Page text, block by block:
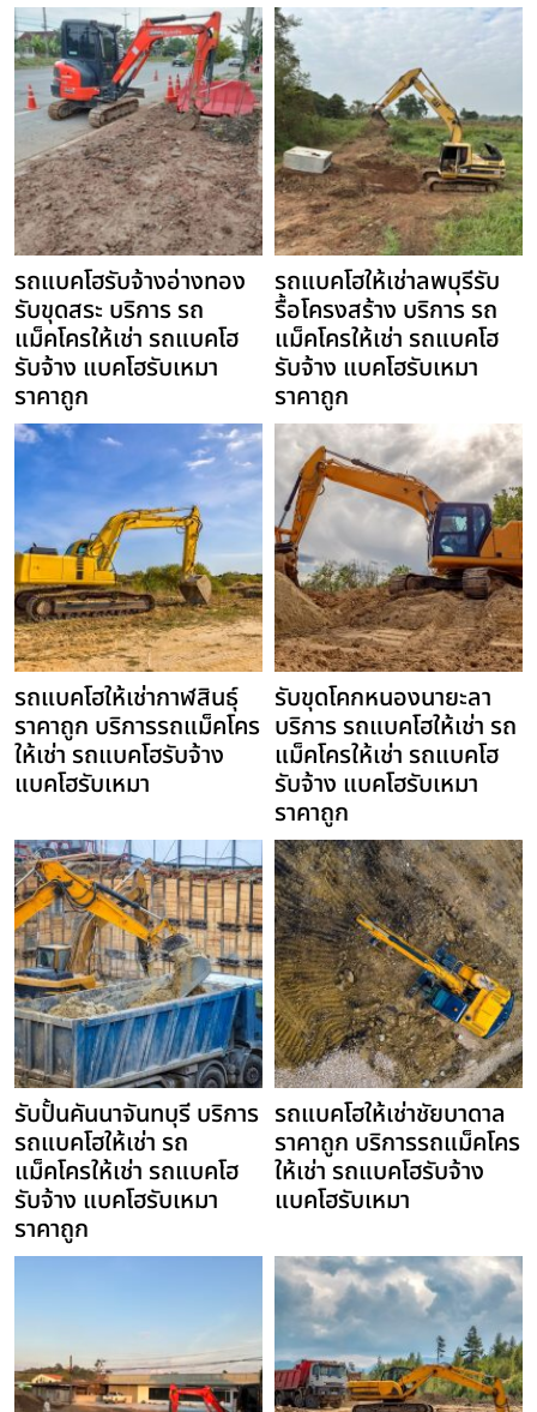
รถแบคโฮรับจ้างอ่างทอง
รับขุดสระ บริการ รถ
แม็คโครให้เช่า รถแบคโฮ
รับจ้าง แบคโฮรับเหมา
ราคาถูก
รถแบคโฮให้เช่าลพบุรีรับ
รื้อโครงสร้าง บริการ รถ
แม็คโครให้เช่า รถแบคโฮ
รับจ้าง แบคโฮรับเหมา
ราคาถูก
รถแบคโฮให้เช่ากาฬสินธุ์
ราคาถูก บริการรถแม็คโคร
ให้เช่า รถแบคโฮรับจ้าง
แบคโฮรับเหมา
รับขุดโคกหนองนายะลา
บริการ รถแบคโฮให้เช่า รถ
แม็คโครให้เช่า รถแบคโฮ
รับจ้าง แบคโฮรับเหมา
ราคาถูก
รับปั้นคันนาจันทบุรี บริการ
รถแบคโฮให้เช่า รถ
แม็คโครให้เช่า รถแบคโฮ
รับจ้าง แบคโฮรับเหมา
ราคาถูก
รถแบคโฮให้เช่าชัยบาดาล
ราคาถูก บริการรถแม็คโคร
ให้เช่า รถแบคโฮรับจ้าง
แบคโฮรับเหมา